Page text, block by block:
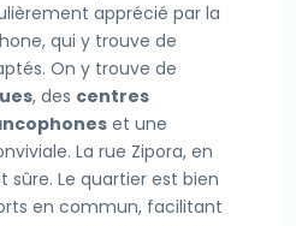
apprécié par la
qui y trouve de
On y trouve de
, des centres
et une
La rue Zipora, en
Le quartier est bien
en commun, facilitant